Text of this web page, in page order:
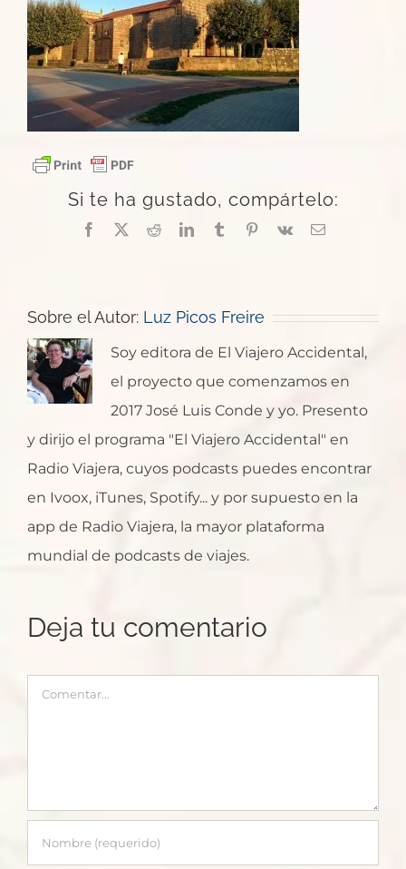
Si te ha gustado, compártelo:
Facebook
X RedditLinkedInTumblrPinterest
Vk
Correo
Sobre el Autor: Luz Picos Freire
Soy editora de El Viajero Accidental,
el proyecto que comenzamos en
2017 José Luis Conde y yo. Presento
y dirijo el programa "El Viajero Accidental" en
Radio Viajera, cuyos podcasts puedes encontrar
en Ivoox, iTunes, Spotify... y por supuesto en la
app de Radio Viajera, la mayor plataforma
mundial de podcasts de viajes.
Deja tu comentario
Comentar